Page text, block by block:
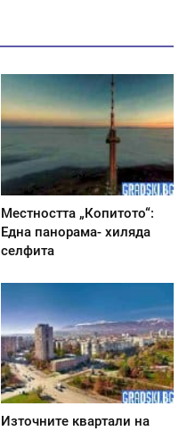
Местността „Копитото“:
Една панорама- хиляда
селфита
Източните квартали на